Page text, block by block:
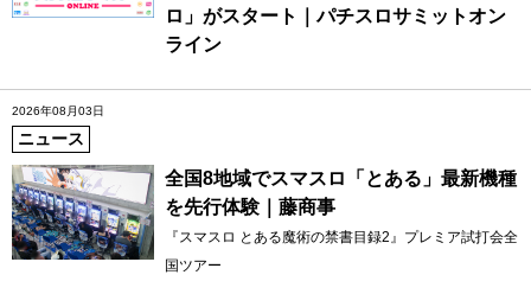
ロ」がスタート｜パチスロサミットオン
ライン
2026年08月03日
ニュース
全国8地域でスマスロ「とある」最新機種
を先行体験｜藤商事
『スマスロ とある魔術の禁書目録2』プレミア試打会全
国ツアー